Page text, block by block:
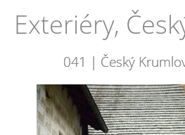
Exteriéry,
041 | Český